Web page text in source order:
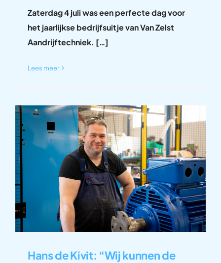
Zaterdag 4 juli was een perfecte dag voor
het jaarlijkse bedrijfsuitje van Van Zelst
Aandrijftechniek. […]
Lees meer
Hans de Kivit: “Wij kunnen de